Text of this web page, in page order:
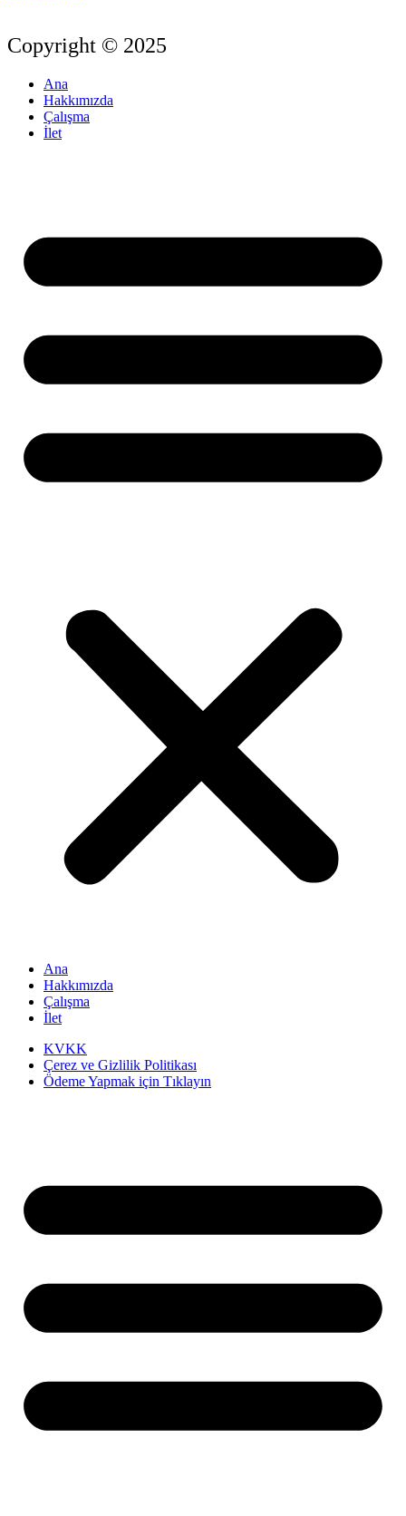
Copyright © 2025
Ana
Hakkımızda
Çalışma
İlet
Ana
Hakkımızda
Çalışma
İlet
KVKK
Çerez ve Gizlilik Politikası
Ödeme Yapmak için Tıklayın